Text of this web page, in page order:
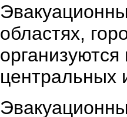
областях,
организуются
центральных